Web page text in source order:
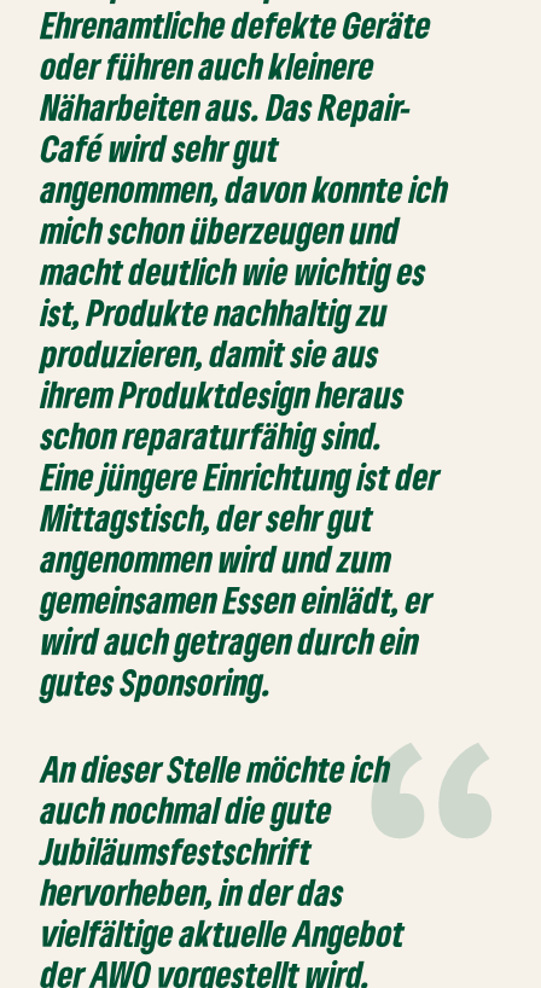
Ehrenamtliche defekte Geräte
oder führen auch kleinere
Näharbeiten aus. Das Repair-
Café wird sehr gut
angenommen, davon konnte ich
mich schon überzeugen und
macht deutlich wie wichtig es
ist, Produkte nachhaltig zu
produzieren, damit sie aus
ihrem Produktdesign heraus
schon reparaturfähig sind.
Eine jüngere Einrichtung ist der
Mittagstisch, der sehr gut
angenommen wird und zum
gemeinsamen Essen einlädt, er
wird auch getragen durch ein
gutes Sponsoring.
An dieser Stelle möchte ich
auch nochmal die gute
Jubiläumsfestschrift
hervorheben, in der das
vielfältige aktuelle Angebot
der AWO vorgestellt wird.